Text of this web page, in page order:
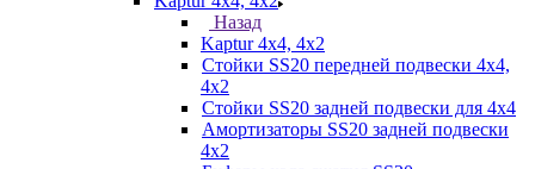
Назад
Kaptur 4х4, 4х2
Стойки SS20 передней подвески 4х4,
4x2
Стойки SS20 задней подвески для 4х4
Амортизаторы SS20 задней подвески
4х2